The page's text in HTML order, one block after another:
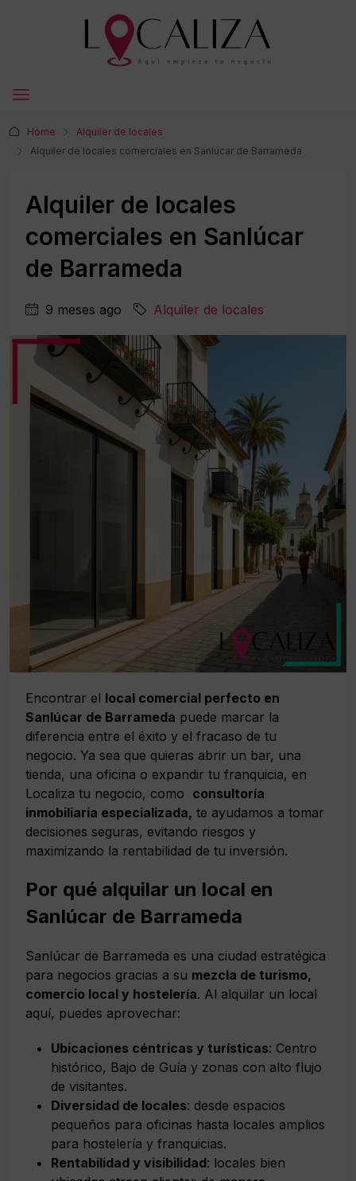
Home
Alquiler de locales
Alquiler de locales comerciales en Sanlúcar de Barrameda
Alquiler de locales
comerciales en Sanlúcar
de Barrameda
9 meses ago Alquiler de locales
Encontrar el local comercial perfecto en
Sanlúcar de Barrameda puede marcar la
diferencia entre el éxito y el fracaso de tu
negocio. Ya sea que quieras abrir un bar, una
tienda, una oficina o expandir tu franquicia, en
Localiza tu negocio, como consultoría
inmobiliaria especializada, te ayudamos a tomar
decisiones seguras, evitando riesgos y
maximizando la rentabilidad de tu inversión.
Por qué alquilar un local en
Sanlúcar de Barrameda
Sanlúcar de Barrameda es una ciudad estratégica
para negocios gracias a su mezcla de turismo,
comercio local y hostelería. Al alquilar un local
aquí, puedes aprovechar:
Ubicaciones céntricas y turísticas: Centro
histórico, Bajo de Guía y zonas con alto flujo
de visitantes.
Diversidad de locales: desde espacios
pequeños para oficinas hasta locales amplios
para hostelería y franquicias.
Rentabilidad y visibilidad: locales bien